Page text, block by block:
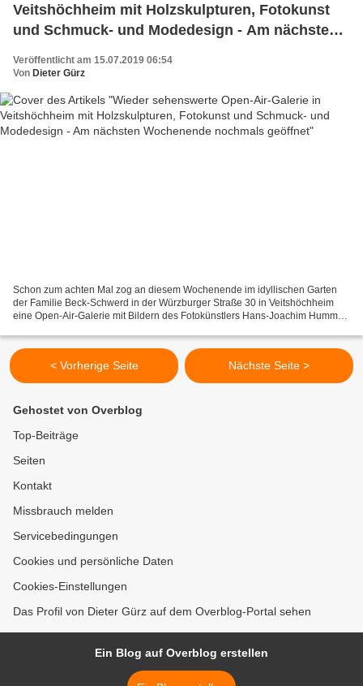
Veitshöchheim mit Holzskulpturen, Fotokunst
und Schmuck- und Modedesign - Am nächsten
Veröffentlicht am 15.07.2019 06:54
Von Dieter Gürz
Schon zum achten Mal zog an diesem Wochenende im idyllischen Garten
der Familie Beck-Schwerd in der Würzburger Straße 30 in Veitshöchheim
eine Open-Air-Galerie mit Bildern des Fotokünstlers Hans-Joachim Hummel,
< Vorherige Seite Nächste Seite >
Gehostet von Overblog
Top-Beiträge
Seiten
Kontakt
Missbrauch melden
Servicebedingungen
Cookies und persönliche Daten
Cookies-Einstellungen
Das Profil von Dieter Gürz auf dem Overblog-Portal sehen
Ein Blog auf Overblog erstellen